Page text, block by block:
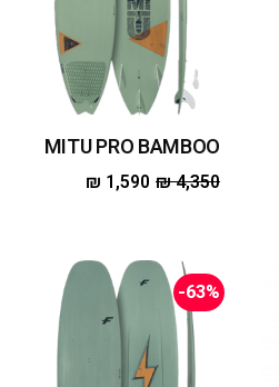
MITU PRO BAMBOO
₪4,350
₪ 1,590
-63%